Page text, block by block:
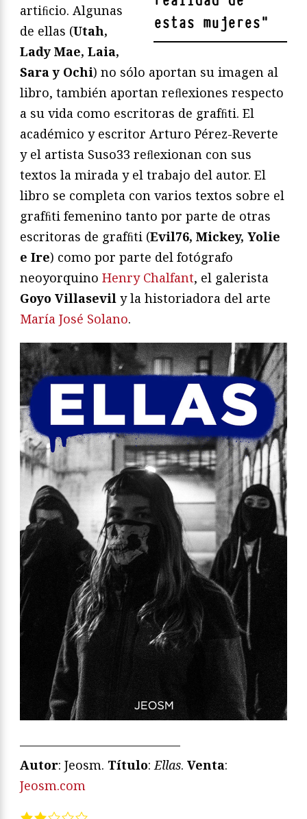
estas mujeres"
artiﬁcio. Algunas
de ellas (Utah,
Lady Mae, Laia,
Sara y Ochi) no sólo aportan su imagen al
libro, también aportan reﬂexiones respecto
a su vida como escritoras de grafﬁti. El
académico y escritor Arturo Pérez-Reverte
y el artista Suso33 reﬂexionan con sus
textos la mirada y el trabajo del autor. El
libro se completa con varios textos sobre el
grafﬁti femenino tanto por parte de otras
escritoras de grafﬁti (Evil76, Mickey, Yolie
e Ire) como por parte del fotógrafo
neoyorquino Henry Chalfant, el galerista
Goyo Villasevil y la historiadora del arte
María José Solano.
—————————————
Autor: Jeosm. Título: Ellas. Venta:
Jeosm.com